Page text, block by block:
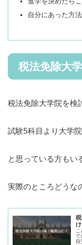
自分にあった方
税法免除大
税法免除大学院を検
試験5科目より大学
と思っている方もい
実際のところどうな
て
目